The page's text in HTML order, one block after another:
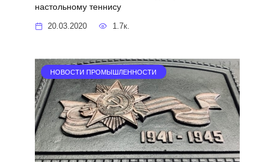
настольному теннису
20.03.2020 1.7к.
НОВОСТИ ПРОМЫШЛЕННОСТИ